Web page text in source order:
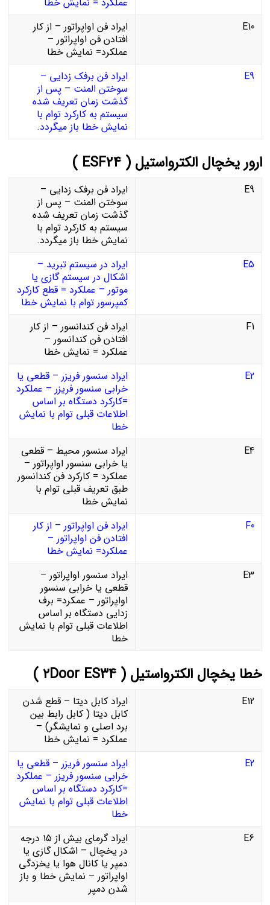
E10
ایراد فن اواپراتور – از کار
افتادن فن اواپراتور –
عملکرد= نمایش خطا
E9
ایراد فن برفک زدایی –
سوختن المنت – پس از
گذشت زمان تعریف شده
سیستم به کارکرد توام با
نمایش خطا باز میگردد.
ارور یخچال الکترواستیل ( ESF24 )
E9
ایراد فن برفک زدایی –
سوختن المنت – پس از
گذشت زمان تعریف شده
سیستم به کارکرد توام با
نمایش خطا باز میگردد.
E5
ایراد در سیستم تبرید –
اشکال در سیستم گازی یا
موتور – عملکرد = قطع کارکرد
کمپرسور توام با نمایش خطا
F1
ایراد فن کندانسور – از کار
افتادن فن کندانسور –
عملکرد = نمایش خطا
E2
ایراد سنسور فریزر – قطعی یا
خرابی سنسور فریزر – عملکرد
=کارکرد دستگاه بر اساس
اطلاعات قبلی توام با نمایش
خطا
E4
ایراد سنسور محیط – قطعی
یا خرابی سنسور اواپراتور –
عملکرد = کارکرد فن کندانسور
طبق تعریف قبلی توام با
نمایش خطا
F0
ایراد فن اواپراتور – از کار
افتادن فن اواپراتور –
عملکرد= نمایش خطا
E3
ایراد سنسور اواپراتور –
قطعی یا خرابی سنسور
اواپراتور – عمکرد= برف
زدایی دستگاه بر اساس
اطلاعات قبلی توام با نمایش
خطا
خطا یخچال الکترواستیل ( ۲Door ES34 )
E12
ایراد کابل دیتا – قطع شدن
کابل دیتا ( کابل رابط بین
برد اصلی و نمایشگر) –
عملکرد = نمایش خطا
E2
ایراد سنسور فریزر – قطعی یا
خرابی سنسور فریزر – عملکرد
=کارکرد دستگاه بر اساس
اطلاعات قبلی توام با نمایش
خطا
E6
ایراد گرمای بیش از ۱۵ درجه
در یخچال – اشکال گازی یا
دمپر یا کانال هوا یا یخزدگی
اواپراتور – نمایش خطا و باز
شدن دمپر